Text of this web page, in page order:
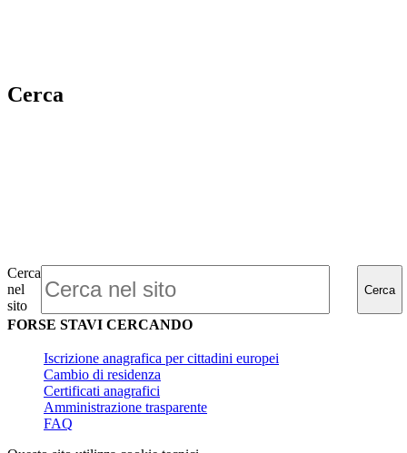
Cerca
Cerca
nel
sito
Cerca
FORSE STAVI CERCANDO
Iscrizione anagrafica per cittadini europei
Cambio di residenza
Certificati anagrafici
Amministrazione trasparente
FAQ